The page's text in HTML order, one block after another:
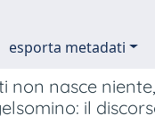
esporta metadati
non nasce
il